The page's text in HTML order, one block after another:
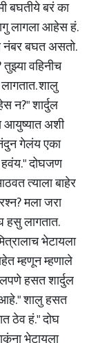
बघतीये बरं का
लागला आहेस हं.
नंबर बघत असतो.
वहिनीच
शालु
न?" शार्दुल
आयुष्यात अशी
गेलंय एका
दोघजण
त्याला बाहेर
मला जरा
हसु लागतात.
भेटायला
म्हणून म्हणाले
हसत शार्दुल
शालु हसत
ठेव हं." दोघ